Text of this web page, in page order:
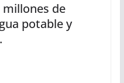
millones de
potable y